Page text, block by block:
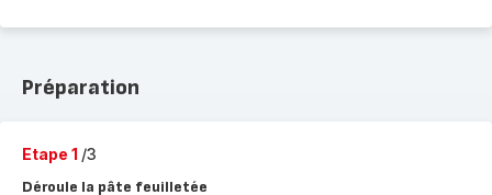
Préparation
Etape 1 /3
Déroule la pâte feuilletée